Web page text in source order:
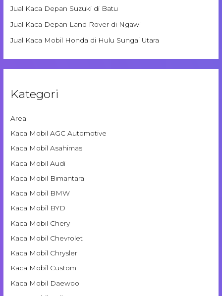
Jual Kaca Depan Suzuki di Batu
Jual Kaca Depan Land Rover di Ngawi
Jual Kaca Mobil Honda di Hulu Sungai Utara
Kategori
Area
Kaca Mobil AGC Automotive
Kaca Mobil Asahimas
Kaca Mobil Audi
Kaca Mobil Bimantara
Kaca Mobil BMW
Kaca Mobil BYD
Kaca Mobil Chery
Kaca Mobil Chevrolet
Kaca Mobil Chrysler
Kaca Mobil Custom
Kaca Mobil Daewoo